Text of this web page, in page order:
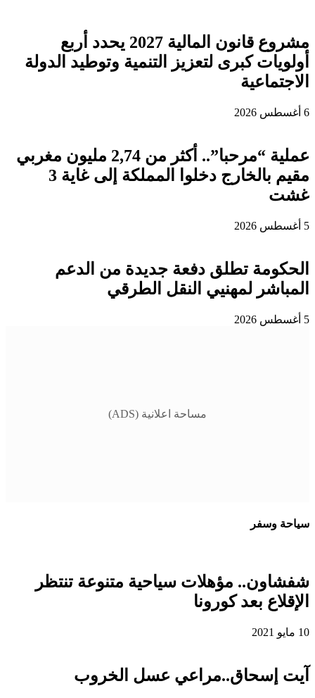
مشروع قانون المالية 2027 يحدد أربع
أولويات كبرى لتعزيز التنمية وتوطيد الدولة
الاجتماعية
6 أغسطس 2026
عملية “مرحبا”.. أكثر من 2,74 مليون مغربي
مقيم بالخارج دخلوا المملكة إلى غاية 3
غشت
5 أغسطس 2026
الحكومة تطلق دفعة جديدة من الدعم
المباشر لمهنيي النقل الطرقي
5 أغسطس 2026
مساحة اعلانية (ADS)
سياحة وسفر
شفشاون.. مؤهلات سياحية متنوعة تنتظر
الإقلاع بعد كورونا
10 مايو 2021
آيت إسحاق..مراعي عسل الخروب